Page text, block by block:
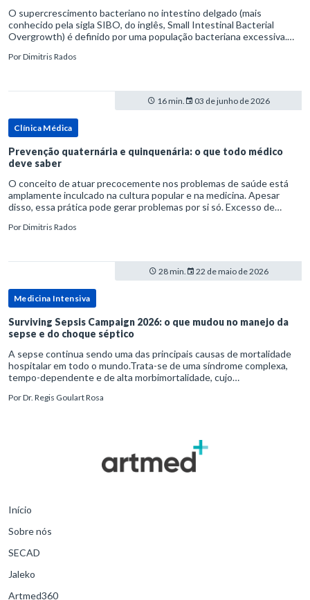
O supercrescimento bacteriano no intestino delgado (mais
conhecido pela sigla SIBO, do inglês, Small Intestinal Bacterial
Overgrowth) é definido por uma população bacteriana excessiva.
PorDimitris Rados
16 min. 03 de junho de 2026
Clínica Médica
Prevenção quaternária e quinquenária: o que todo médico
deve saber
O conceito de atuar precocemente nos problemas de saúde está
amplamente inculcado na cultura popular e na medicina. Apesar
disso, essa prática pode gerar problemas por si só. Excesso de
PorDimitris Rados
28 min. 22 de maio de 2026
Medicina Intensiva
Surviving Sepsis Campaign 2026: o que mudou no manejo da
sepse e do choque séptico
A sepse continua sendo uma das principais causas de mortalidade
hospitalar em todo o mundo.Trata-se de uma síndrome complexa,
tempo-dependente e de alta morbimortalidade, cujo
para o desfe
PorDr. Regis Goulart Rosa
Início
Sobre nós
SECAD
Jaleko
Artmed360